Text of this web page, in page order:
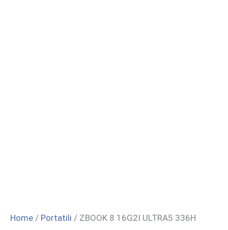
Home / Portatili / ZBOOK 8 16G2I ULTRA5 336H